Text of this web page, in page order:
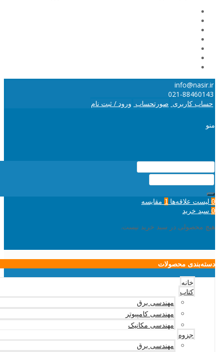
info@nasir.ir
021-88460143
حساب کاربری صورتحساب ورود / ثبت نام
منو
0 لیست علاقه‌ها 1 مقایسه
0 سبد خرید
هیچ محصولی در سبد خرید نیست.
دسته‌بندی محصولات
خانه
کتاب
مهندسی برق
مهندسی کامپیوتر
مهندسی مکانیک
جزوه
مهندسی برق